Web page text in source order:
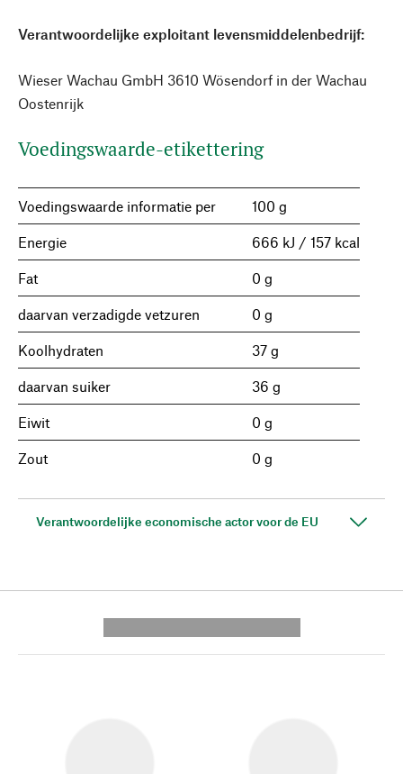
Verantwoordelijke exploitant levensmiddelenbedrijf:
Wieser Wachau GmbH 3610 Wösendorf in der Wachau
Oostenrijk
Voedingswaarde-etikettering
Voedingswaarde informatie per 100 g
Energie 666 kJ / 157 kcal
Fat 0 g
daarvan verzadigde vetzuren 0 g
Koolhydraten 37 g
daarvan suiker 36 g
Eiwit 0 g
Zout 0 g
Verantwoordelijke economische actor voor de EU